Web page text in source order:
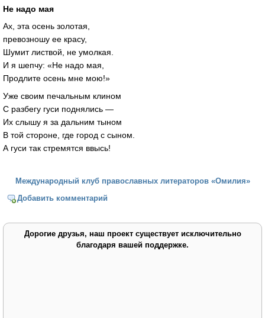
Не надо мая
Ах, эта осень золотая,
превозношу ее красу,
Шумит листвой, не умолкая.
И я шепчу: «Не надо мая,
Продлите осень мне мою!»
Уже своим печальным клином
С разбегу гуси поднялись —
Их слышу я за дальним тыном
В той стороне, где город с сыном.
А гуси так стремятся ввысь!
Международный клуб православных литераторов «Омилия»
Добавить комментарий
Дорогие друзья, наш проект существует исключительно
благодаря вашей поддержке.